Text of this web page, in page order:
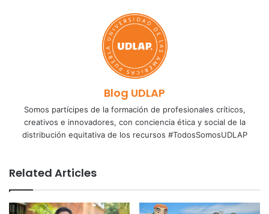
Blog UDLAP
Somos partícipes de la formación de profesionales críticos,
creativos e innovadores, con conciencia ética y social de la
distribución equitativa de los recursos #TodosSomosUDLAP
Related Articles